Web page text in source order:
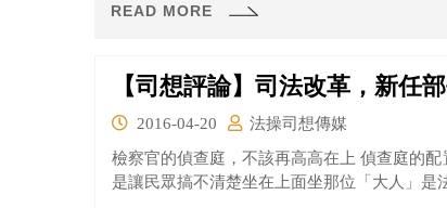
READ MORE
【司想評論】司法改革，新任
2016-04-20
法操司想傳媒
檢察官的偵查庭，不該再高高在上 偵查庭的
是讓民眾搞不清楚坐在上面坐那位「大人」是